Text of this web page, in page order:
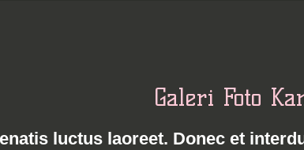
Galeri Foto
luctus laoreet. Donec et